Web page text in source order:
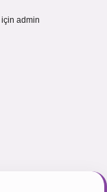
için admin